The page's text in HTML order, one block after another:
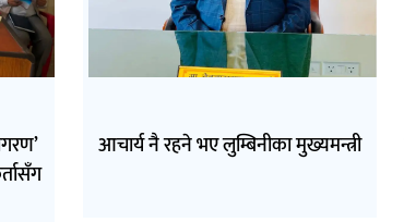
आचार्य नै रहने भए लुम्बिनीका मुख्यमन्त्री